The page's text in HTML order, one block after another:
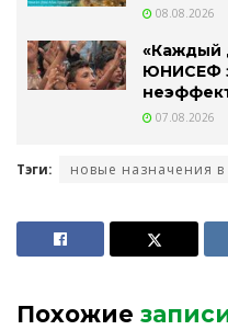
08.08.2026
«Каждый
ЮНИСЕФ
07.08.2026
Тэги: новые назначения
Похожие